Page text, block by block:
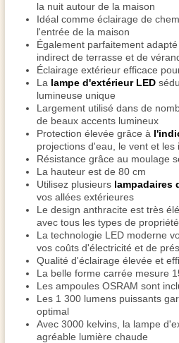
la nuit autour de la maison
Idéal comme éclairage de
l'entrée de la maison
Également parfaitement
indirect de terrasse et de
Éclairage extérieur efficace
La lampe d'extérieur LED
lumineuse unique
Largement utilisé dans de
de beaux accents lumineux
Protection élevée grâce à
projections d'eau, le vent et les
Résistance grâce au moulage
La hauteur est de 80 cm
Utilisez plusieurs lampadaires
vos allées extérieures
Le design anthracite est très
avec tous les types de
La technologie LED moderne
vos coûts d'électricité et de
Qualité d'éclairage élevée et
La belle forme carrée mesure
Les ampoules OSRAM sont
Les 1 300 lumens puissants
optimal
Avec 3000 kelvins, la lampe
agréable lumière chaude